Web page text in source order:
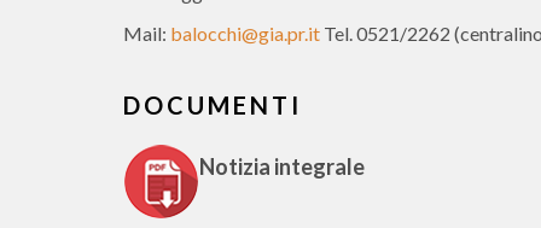
Mail: balocchi@gia.pr.it Tel. 0521/2262
DOCUMENTI
Notizia integrale